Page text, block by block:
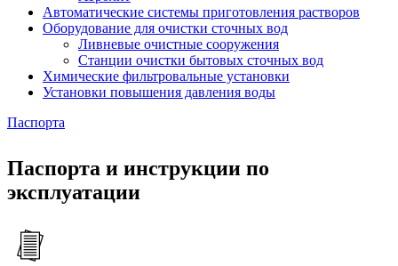
Автоматические системы приготовления растворов
Оборудование для очистки сточных вод
Ливневые очистные сооружения
Станции очистки бытовых сточных вод
Химические фильтровальные установки
Установки повышения давления воды
Паспорта
Паспорта и инструкции по
эксплуатации